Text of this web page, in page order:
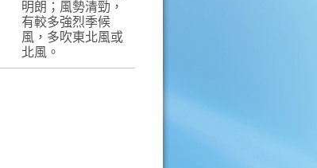
明朗；風勢清勁，
有較多強烈季候
風，多吹東北風或
北風。